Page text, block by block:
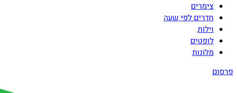
צימרים
חדרים לפי שעה
וילות
לופטים
מלונות
פרסום